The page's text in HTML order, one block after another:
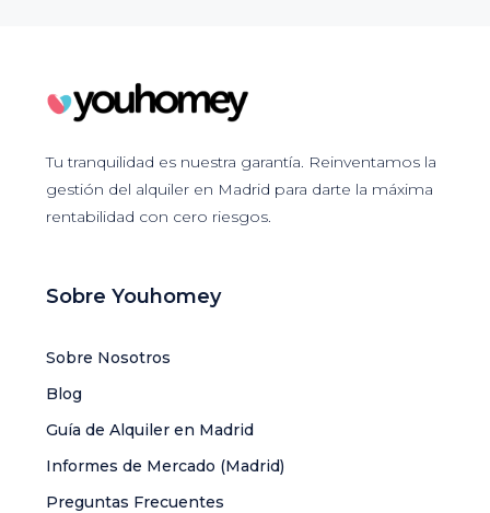
Tu tranquilidad es nuestra garantía. Reinventamos la
gestión del alquiler en Madrid para darte la máxima
rentabilidad con cero riesgos.
Sobre Youhomey
Sobre Nosotros
Blog
Guía de Alquiler en Madrid
Informes de Mercado (Madrid)
Preguntas Frecuentes